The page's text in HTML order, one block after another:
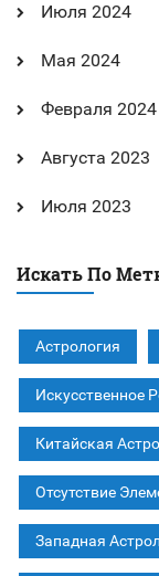
Июля 2024
Мая 2024
Февраля 2024
Августа 2023
Июля 2023
Искать По
Астрология
Искусственное
Китайская
Отсутствие
Западная